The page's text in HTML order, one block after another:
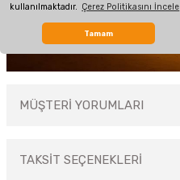
kullanılmaktadır. Çerez Politikasını İncele
Tamam
MÜŞTERİ YORUMLARI
TAKSİT SEÇENEKLERİ